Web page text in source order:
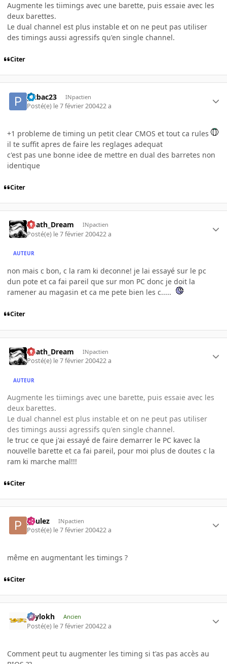
Augmente les tiimings avec une barette, puis essaie avec les
deux barettes.
Le dual channel est plus instable et on ne peut pas utiliser
des timings aussi agressifs qu'en single channel.
Citer
pitbac23 INpactien
Posté(e) le 7 février 200422 a
+1 probleme de timing un petit clear CMOS et tout ca rules
il te suffit apres de faire les reglages adequat
c'est pas une bonne idee de mettre en dual des barretes non
identique
Citer
Death_Dream INpactien
Posté(e) le 7 février 200422 a
AUTEUR
non mais c bon, c la ram ki deconne! je lai essayé sur le pc
dun pote et ca fai pareil que sur mon PC donc je doit la
ramener au magasin et ca me pete bien les c.....
Citer
Death_Dream INpactien
Posté(e) le 7 février 200422 a
AUTEUR
Augmente les tiimings avec une barette, puis essaie avec les
deux barettes.
Le dual channel est plus instable et on ne peut pas utiliser
des timings aussi agressifs qu'en single channel.
le truc ce que j'ai essayé de faire demarrer le PC kavec la
nouvelle barette et ca fai pareil, pour moi plus de doutes c la
ram ki marche mal!!!
Citer
paulez INpactien
Posté(e) le 7 février 200422 a
même en augmentant les timings ?
Citer
Psylokh Ancien
Posté(e) le 7 février 200422 a
Comment peut tu augmenter les timing si t'as pas accès au